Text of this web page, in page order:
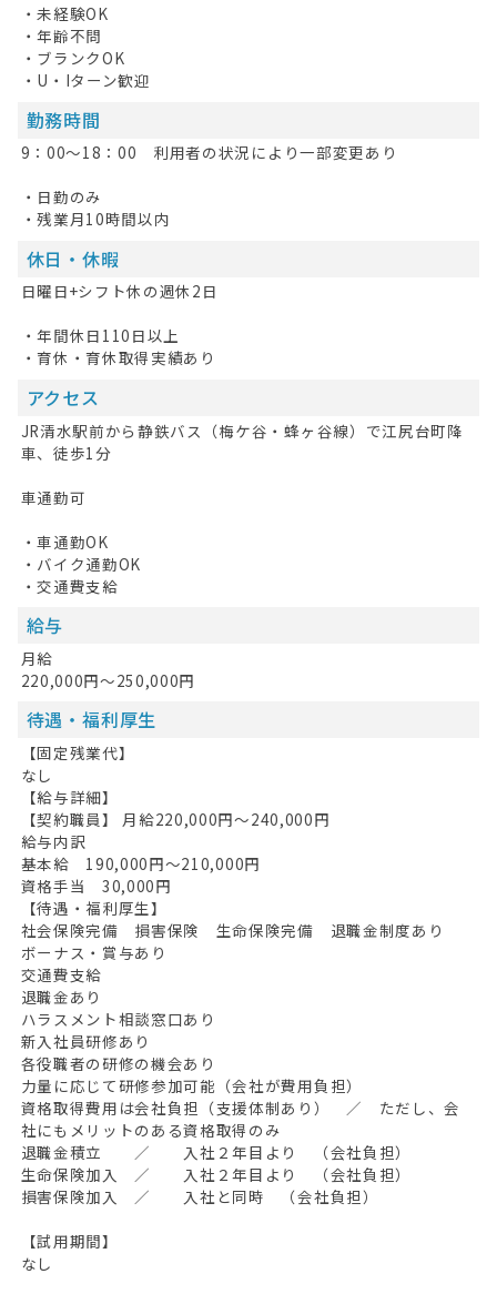
ログイン
キープした求人
お問い合わせ
掲載希望の方へ
・未経験OK
・年齢不問
・ブランクOK
・U・Iターン歓迎
勤務時間
9：00～18：00 利用者の状況により一部変更あり
・日勤のみ
・残業月10時間以内
休日・休暇
日曜日+シフト休の週休2日
・年間休日110日以上
・育休・育休取得実績あり
アクセス
JR清水駅前から静鉄バス（梅ケ谷・蜂ヶ谷線）で江尻台町降
車、徒歩1分
車通勤可
・車通勤OK
・バイク通勤OK
・交通費支給
給与
月給
220,000円～250,000円
待遇・福利厚生
【固定残業代】
なし
【給与詳細】
【契約職員】 月給220,000円〜240,000円
給与内訳
基本給 190,000円～210,000円
資格手当 30,000円
【待遇・福利厚生】
社会保険完備 損害保険 生命保険完備 退職金制度あり
ボーナス・賞与あり
交通費支給
退職金あり
ハラスメント相談窓口あり
新入社員研修あり
各役職者の研修の機会あり
力量に応じて研修参加可能（会社が費用負担）
資格取得費用は会社負担（支援体制あり） ／ ただし、会
社にもメリットのある資格取得のみ
退職金積立 ／ 入社２年目より （会社負担）
生命保険加入 ／ 入社２年目より （会社負担）
損害保険加入 ／ 入社と同時 （会社負担）
【試用期間】
なし